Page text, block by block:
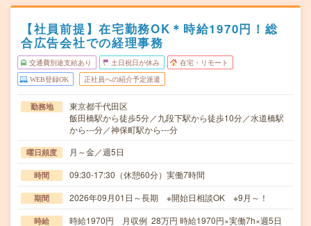
【社員前提】在宅勤務OK＊時給1970円！総
合広告会社での経理事務
交通費別途支給あり 土日祝日が休み 在宅・リモート
WEB登録OK 正社員への紹介予定派遣
勤務地
東京都千代田区
飯田橋駅から徒歩5分／九段下駅から徒歩10分／水道橋駅
から---分／神保町駅から---分
曜日頻度 月～金／週5日
時間 09:30-17:30（休憩60分）実働7時間
期間 2026年09月01日～長期 ※開始日相談OK ※9月～！
時給
時給1970円 月収例 28万円 時給1970円×実働7h×週5日